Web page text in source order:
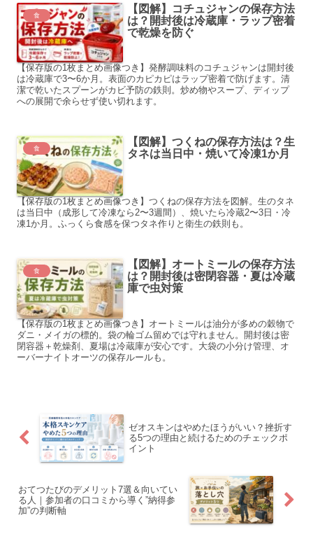
食
【図解】コチュジャンの保存方法
は？開封後は冷蔵庫・ラップ密着
で乾燥を防ぐ
【保存版の1枚まとめ画像つき】発酵調味料のコチュジャンは開封後
は冷蔵庫で3〜6か月。表面のカピカピはラップ密着で防げます。清
潔で乾いたスプーンがカビ予防の鉄則。炒め物やスープ、ディップ
への展開で余らせず使い切れます。
食
【図解】つくねの保存方法は？生
タネは当日中・焼いて冷凍1か月
【保存版の1枚まとめ画像つき】つくねの保存方法を図解。生のタネ
は当日中（成形して冷凍なら2〜3週間）、焼いたら冷蔵2〜3日・冷
凍1か月。ふっくら食感を保つタネ作りと衛生の鉄則も。
食
【図解】オートミールの保存方法
は？開封後は密閉容器・夏は冷蔵
庫で虫対策
【保存版の1枚まとめ画像つき】オートミールは油分が多めの穀物で
ダニ・メイガの標的。袋の輪ゴム留めでは守れません。開封後は密
閉容器＋乾燥剤、夏場は冷蔵庫が安心です。大袋の小分け管理、オ
ーバーナイトオーツの保存ルールも。
ゼオスキンはやめたほうがいい？挫折す
る5つの理由と続けるためのチェックポ
イント
おてつたびのデメリット7選＆向いてい
る人｜参加者の口コミから導く”納得参
加”の判断軸